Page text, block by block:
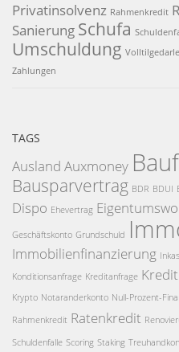
Privatinsolvenz Rahmenkredit
Sanierung Schufa
Umschuldung
Zahlungen
TAGS
Ausland Auxmoney
Bausparvertrag BDR BDUI
Dispo Ehevertrag
Geschäftskonto Grundschuld
Immobilienfinanzierung
Konditionsanfrage Kreditanfrage
Krypto Notaranderkonto Null-Prozent-
Rahmenkredit Ratenkredit
Schuldenfalle Scoring Staking